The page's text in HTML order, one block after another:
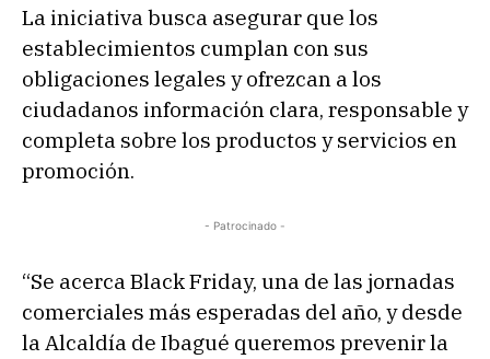
La iniciativa busca asegurar que los
establecimientos cumplan con sus
obligaciones legales y ofrezcan a los
ciudadanos información clara, responsable y
completa sobre los productos y servicios en
promoción.
- Patrocinado -
“Se acerca Black Friday, una de las jornadas
comerciales más esperadas del año, y desde
la Alcaldía de Ibagué queremos prevenir la